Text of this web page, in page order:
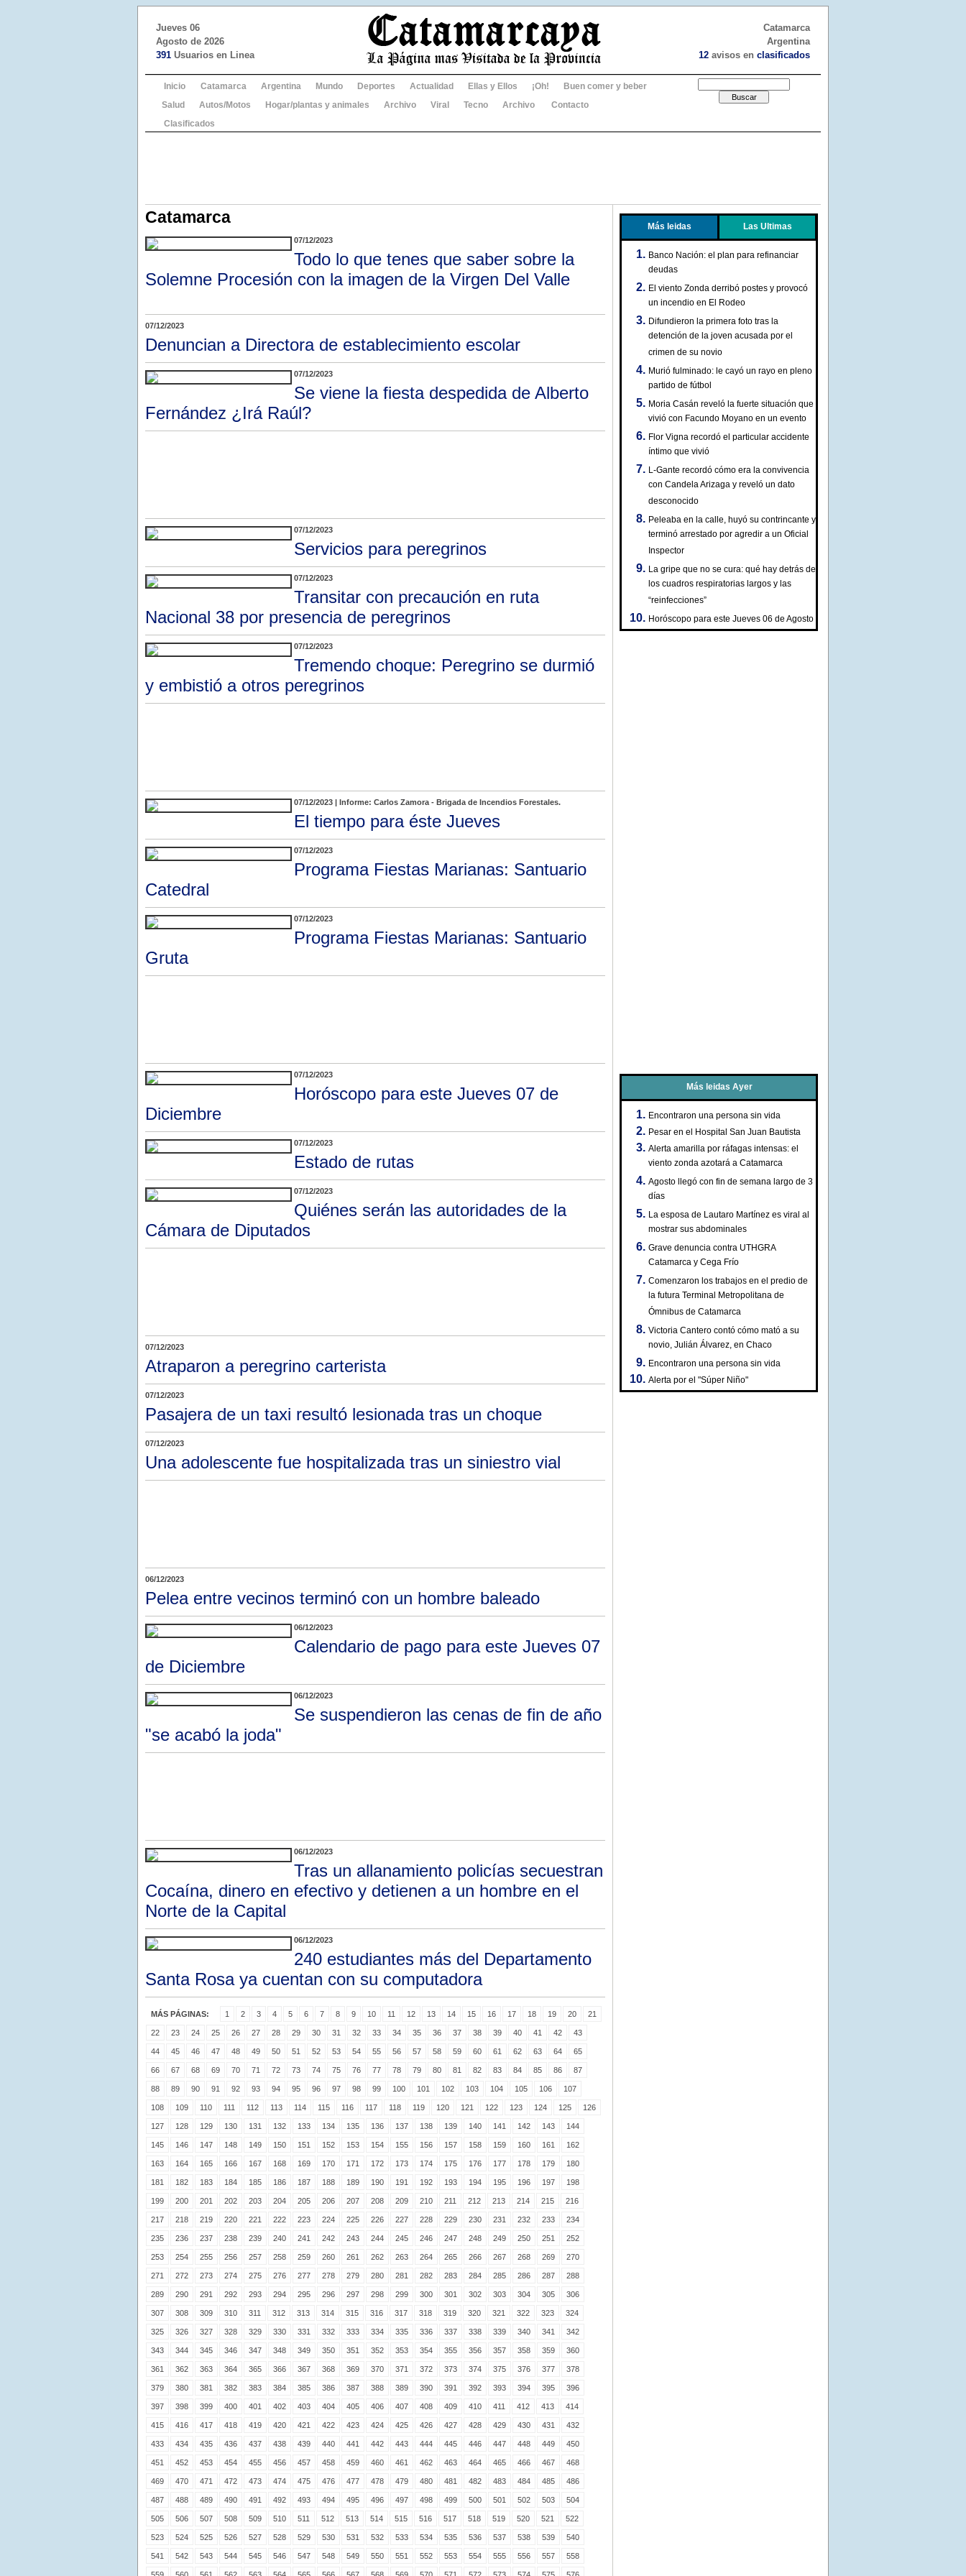
Jueves 06
Agosto de 2026
391 Usuarios en Linea
Catamarca
Argentina
12 avisos en clasificados
Inicio Catamarca Argentina Mundo Deportes Actualidad Ellas y Ellos ¡Oh!
Buen comer y beber
Salud
Autos/Motos Hogar/plantas y animales Archivo Viral Tecno Archivo
Contacto
Clasificados
Catamarca
07/12/2023
Todo lo que tenes que saber sobre la
Solemne Procesión con la imagen de la Virgen Del Valle
07/12/2023
Denuncian a Directora de establecimiento escolar
07/12/2023
Se viene la fiesta despedida de Alberto
Fernández ¿Irá Raúl?
07/12/2023
Servicios para peregrinos
07/12/2023
Transitar con precaución en ruta
Nacional 38 por presencia de peregrinos
07/12/2023
Tremendo choque: Peregrino se durmió
y embistió a otros peregrinos
07/12/2023 | Informe: Carlos Zamora - Brigada de Incendios Forestales.
El tiempo para éste Jueves
07/12/2023
Programa Fiestas Marianas: Santuario
Catedral
07/12/2023
Programa Fiestas Marianas: Santuario
Gruta
07/12/2023
Horóscopo para este Jueves 07 de
Diciembre
07/12/2023
Estado de rutas
07/12/2023
Quiénes serán las autoridades de la
Cámara de Diputados
07/12/2023
Atraparon a peregrino carterista
07/12/2023
Pasajera de un taxi resultó lesionada tras un choque
07/12/2023
Una adolescente fue hospitalizada tras un siniestro vial
06/12/2023
Pelea entre vecinos terminó con un hombre baleado
06/12/2023
Calendario de pago para este Jueves 07
de Diciembre
06/12/2023
Se suspendieron las cenas de fin de año
"se acabó la joda"
06/12/2023
Tras un allanamiento policías secuestran
Cocaína, dinero en efectivo y detienen a un hombre en el
Norte de la Capital
06/12/2023
240 estudiantes más del Departamento
Santa Rosa ya cuentan con su computadora
MÁS PÁGINAS: 1 2 3 4 5 6 7 8 9 10 11 12 13 14 15 16 17 18 19 20 21
22 23 24 25 26 27 28 29 30 31 32 33 34 35 36 37 38 39 40 41 42 43
44 45 46 47 48 49 50 51 52 53 54 55 56 57 58 59 60 61 62 63 64 65
66 67 68 69 70 71 72 73 74 75 76 77 78 79 80 81 82 83 84 85 86 87
88 89 90 91 92 93 94 95 96 97 98 99 100 101 102 103 104 105 106 107
108 109 110 111 112 113 114 115 116 117 118 119 120 121 122 123 124 125 126
127 128 129 130 131 132 133 134 135 136 137 138 139 140 141 142 143 144
145 146 147 148 149 150 151 152 153 154 155 156 157 158 159 160 161 162
163 164 165 166 167 168 169 170 171 172 173 174 175 176 177 178 179 180
181 182 183 184 185 186 187 188 189 190 191 192 193 194 195 196 197 198
199 200 201 202 203 204 205 206 207 208 209 210 211 212 213 214 215 216
217 218 219 220 221 222 223 224 225 226 227 228 229 230 231 232 233 234
235 236 237 238 239 240 241 242 243 244 245 246 247 248 249 250 251 252
253 254 255 256 257 258 259 260 261 262 263 264 265 266 267 268 269 270
271 272 273 274 275 276 277 278 279 280 281 282 283 284 285 286 287 288
289 290 291 292 293 294 295 296 297 298 299 300 301 302 303 304 305 306
307 308 309 310 311 312 313 314 315 316 317 318 319 320 321 322 323 324
325 326 327 328 329 330 331 332 333 334 335 336 337 338 339 340 341 342
343 344 345 346 347 348 349 350 351 352 353 354 355 356 357 358 359 360
361 362 363 364 365 366 367 368 369 370 371 372 373 374 375 376 377 378
379 380 381 382 383 384 385 386 387 388 389 390 391 392 393 394 395 396
397 398 399 400 401 402 403 404 405 406 407 408 409 410 411 412 413 414
415 416 417 418 419 420 421 422 423 424 425 426 427 428 429 430 431 432
433 434 435 436 437 438 439 440 441 442 443 444 445 446 447 448 449 450
451 452 453 454 455 456 457 458 459 460 461 462 463 464 465 466 467 468
469 470 471 472 473 474 475 476 477 478 479 480 481 482 483 484 485 486
487 488 489 490 491 492 493 494 495 496 497 498 499 500 501 502 503 504
505 506 507 508 509 510 511 512 513 514 515 516 517 518 519 520 521 522
523 524 525 526 527 528 529 530 531 532 533 534 535 536 537 538 539 540
541 542 543 544 545 546 547 548 549 550 551 552 553 554 555 556 557 558
Más leidas Las Ultimas
Banco Nación: el plan para refinanciar
deudas
El viento Zonda derribó postes y provocó
un incendio en El Rodeo
Difundieron la primera foto tras la
detención de la joven acusada por el
crimen de su novio
Murió fulminado: le cayó un rayo en pleno
partido de fútbol
Moria Casán reveló la fuerte situación que
vivió con Facundo Moyano en un evento
Flor Vigna recordó el particular accidente
íntimo que vivió
L-Gante recordó cómo era la convivencia
con Candela Arizaga y reveló un dato
desconocido
Peleaba en la calle, huyó su contrincante y
terminó arrestado por agredir a un Oficial
Inspector
La gripe que no se cura: qué hay detrás de
los cuadros respiratorias largos y las
“reinfecciones”
Horóscopo para este Jueves 06 de Agosto
Más leidas Ayer
Encontraron una persona sin vida
Pesar en el Hospital San Juan Bautista
Alerta amarilla por ráfagas intensas: el
viento zonda azotará a Catamarca
Agosto llegó con fin de semana largo de 3
días
La esposa de Lautaro Martínez es viral al
mostrar sus abdominales
Grave denuncia contra UTHGRA
Catamarca y Cega Frío
Comenzaron los trabajos en el predio de
la futura Terminal Metropolitana de
Ómnibus de Catamarca
Victoria Cantero contó cómo mató a su
novio, Julián Álvarez, en Chaco
Encontraron una persona sin vida
Alerta por el "Súper Niño"